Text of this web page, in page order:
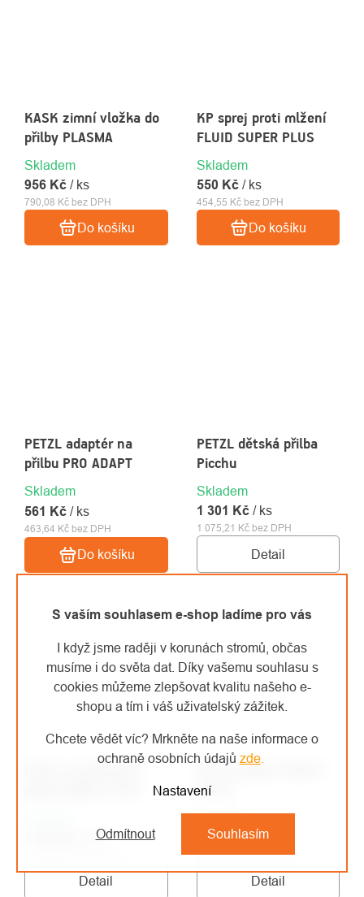
S vaším souhlasem e-shop ladíme pro vás
I když jsme raději v korunách stromů, občas
musíme i do světa dat. Díky vašemu souhlasu s
cookies můžeme zlepšovat kvalitu našeho e-
shopu a tím i váš uživatelský zážitek.
Chcete vědět víc? Mrkněte na naše informace o
ochraně osobních údajů zde.
Nastavení
Odmítnout Souhlasím
KASK zimní vložka do
přilby PLASMA
Skladem
790,08 Kč bez DPH
956 Kč / ks
Do košíku
KP sprej proti mlžení
FLUID SUPER PLUS
Skladem
454,55 Kč bez DPH
550 Kč / ks
Do košíku
PETZL adaptér na
přilbu PRO ADAPT
Skladem
463,64 Kč bez DPH
561 Kč / ks
Do košíku
PETZL dětská přilba
Picchu
Skladem
1 075,21 Kč bez DPH
1 301 Kč / ks
Detail
/ ks
Detail
PETZL přilba STRATO
HI-VIZ
Skladem
2 079,34 Kč bez DPH
2 516 Kč/ ks
Detail